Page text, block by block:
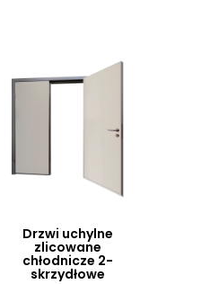
Drzwi uchylne
zlicowane
chłodnicze 2-
skrzydłowe